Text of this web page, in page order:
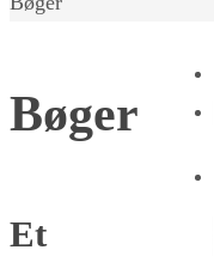
Bøger
Et